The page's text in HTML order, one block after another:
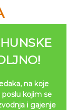
na koje
kojim se
i gajenje